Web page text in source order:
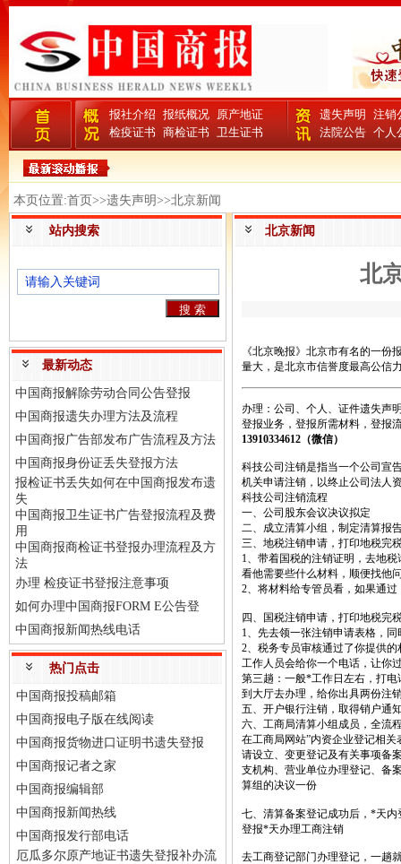
报社介绍 报纸概况 原产地证
检疫证书 商检证书 卫生证书
遗失声明
注销
法院公告 个人
本页位置:首页>>遗失声明>>北京新闻
站内搜索
最新动态
中国商报解除劳动合同公告登报
中国商报遗失办理方法及流程
中国商报广告部发布广告流程及方法
中国商报身份证丢失登报方法
报检证书丢失如何在中国商报发布遗
失
中国商报卫生证书广告登报流程及费
用
中国商报商检证书登报办理流程及方
法
办理 检疫证书登报注意事项
如何办理中国商报FORM E公告登
中国商报新闻热线电话
热门点击
中国商报投稿邮箱
中国商报电子版在线阅读
中国商报货物进口证明书遗失登报
中国商报记者之家
中国商报编辑部
中国商报新闻热线
中国商报发行部电话
厄瓜多尔原产地证书遗失登报补办流
北京新闻
北
《北京晚报》北京市有名的一份
量大，是北京市信誉度最高公信
办理：公司、个人、证件遗失声
登报业务，登报所需材料，登报
13910334612（微信）
科技公司注销是指当一个公司宣
机关申请注销，以终止公司法人
科技公司注销流程
一、公司股东会议决议拟定
二、成立清算小组，制定清算报
三、地税注销申请，打印地税完
1、带着国税的注销证明，去地
看他需要些什么材料，顺便找他
2、将材料给专管员看，如果通
四、国税注销申请，打印地税完
1、先去领一张注销申请表格，
2、税务专员审核通过了你提供
工作人员会给你一个电话，让你
第三趟：一般*工作日左右，打
到大厅去办理，给你出具两份注
五、开户银行注销，取得销户通
六、工商局清算小组成员，全流
在工商局网站”内资企业登记相
请设立、变更登记及有关事项备
支机构、营业单位办理登记、备
算组的决议一份
七、清算备案登记成功后，*天内
登报*天办理工商注销
去工商登记部门办理登记，一趟